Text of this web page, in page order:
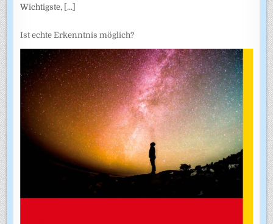
Wichtigste, [...]
Ist echte Erkenntnis möglich?